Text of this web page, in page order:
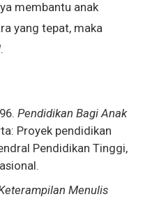
membantu anak
yang tepat, maka
.
Pendidikan Bagi Anak
Proyek pendidikan
Pendidikan Tinggi,
Menulis